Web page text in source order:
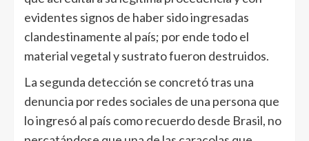
evidentes signos de haber sido ingresadas
clandestinamente al país; por ende todo el
material vegetal y sustrato fueron destruidos.
La segunda detección se concretó tras una
denuncia por redes sociales de una persona que
lo ingresó al país como recuerdo desde Brasil, no